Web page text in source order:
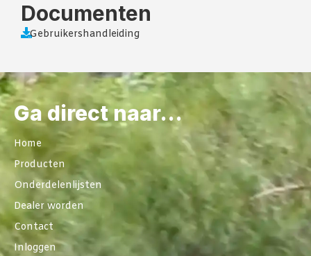
Documenten
Gebruikershandleiding
Ga direct naar...
Home
Producten
Onderdelenlijsten
Dealer worden
Contact
Inloggen